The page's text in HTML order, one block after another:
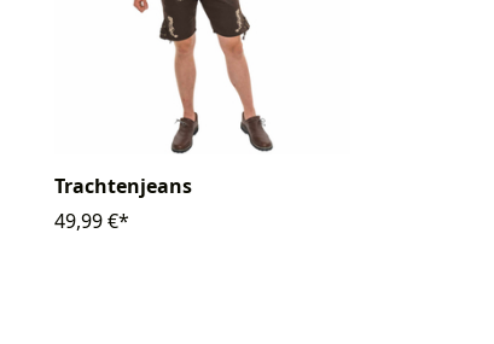
Trachtenjeans
49,99 €*